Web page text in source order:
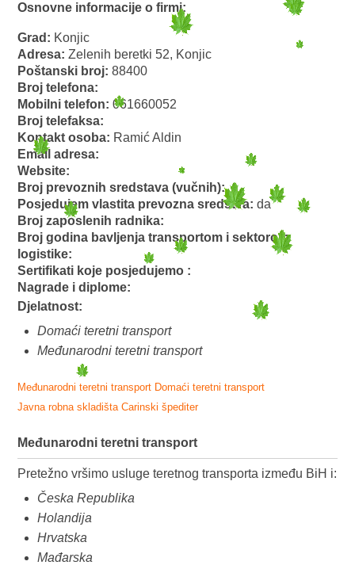
Osnovne informacije o firmi:
Grad: Konjic
Adresa:Zelenih beretki 52, Konjic
Poštanski broj:88400
Broj telefona:
Mobilni telefon:061660052
Broj telefaksa:
Kontakt osoba: Ramić Aldin
Email adresa:
Website:
Broj prevoznih sredstava (vučnih):
Posjedujem vlastita prevozna sredstva:da
Broj zaposlenih radnika:
Broj godina bavljenja transportom i sektorom
logistike:
Sertifikati koje posjedujemo :
Nagrade i diplome:
Djelatnost:
Domaći teretni transport
Međunarodni teretni transport
Međunarodni teretni transport Domaći teretni transport
Javna robna skladišta Carinski špediter
Međunarodni teretni transport
Pretežno vršimo usluge teretnog transporta između BiH i:
Česka Republika
Holandija
Hrvatska
Mađarska